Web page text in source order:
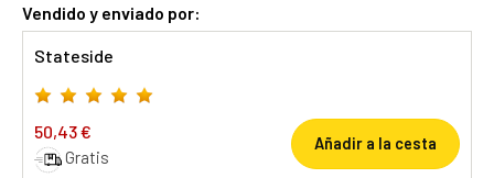
Vendido y enviado por:
Stateside
50,43 €
Gratis
Añadir a la cesta